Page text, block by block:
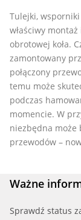
Tulejki,
właściwy
obrotowej koła.
zamontowany
połączony
temu może
podczas
momencie. W
niezbędna może
przewodów –
Ważne
Sprawdź status